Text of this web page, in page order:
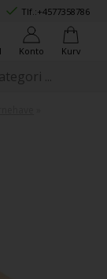
Tlf.:+4577358786
Konto Kurv